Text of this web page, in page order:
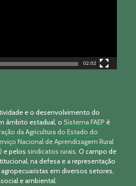
02:02
e o desenvolvimento do
âmbito estadual, o Sistema FAEP é
da Agricultura do Estado do
Nacional de Aprendizagem Rural
e pelos sindicatos rurais. O campo de
na defesa e a representação
em diversos setores,
e ambiental.